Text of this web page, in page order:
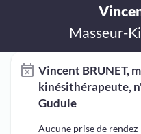
Masseur-
Vincent BRUNET,
kinésithérapeute,
Gudule
Aucune prise de